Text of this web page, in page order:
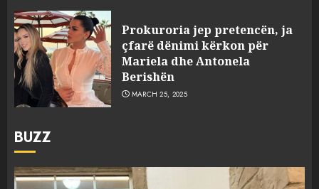
Prokuroria jep pretencën, ja
çfarë dënimi kërkon për
Mariela dhe Antonela
Berishën
MARCH 25, 2025
BUZZ